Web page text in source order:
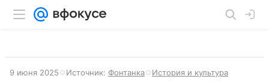
9 июня 2025 Источник: Фонтанка История и культура